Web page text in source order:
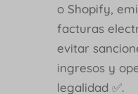
o Shopify,
facturas
evitar
ingresos y
legalidad ✅.